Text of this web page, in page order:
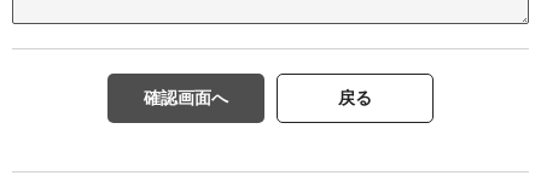
確認画面へ 戻る